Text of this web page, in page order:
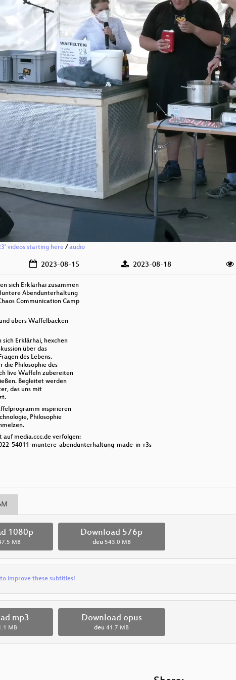
videos starting here/ audio
2023-08-15 2023-08-18
sich Erklärhai zusammen
Abendunterhaltung
Communication Camp
übers Waffelbacken
Erklärhai, hexchen
über das
des Lebens.
die Philosophie des
live Waffeln zubereiten
Begleitet werden
das uns mit
inspirieren
Philosophie
media.ccc.de verfolgen:
54011-muntere-abendunterhaltung-made-in-r3s
1080p
MB
Download 576p
deu 543.0 MB
improve these subtitles!
mp3
MB
Download opus
deu 41.7 MB